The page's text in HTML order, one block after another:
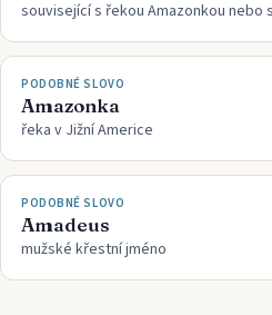
související s řekou Amazonkou nebo
PODOBNÉ SLOVO
Amazonka
řeka v Jižní Americe
PODOBNÉ SLOVO
Amadeus
mužské křestní jméno